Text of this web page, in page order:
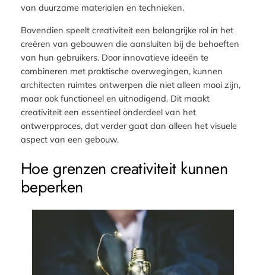
van duurzame materialen en technieken.
Bovendien speelt creativiteit een belangrijke rol in het
creëren van gebouwen die aansluiten bij de behoeften
van hun gebruikers. Door innovatieve ideeën te
combineren met praktische overwegingen, kunnen
architecten ruimtes ontwerpen die niet alleen mooi zijn,
maar ook functioneel en uitnodigend. Dit maakt
creativiteit een essentieel onderdeel van het
ontwerpproces, dat verder gaat dan alleen het visuele
aspect van een gebouw.
Hoe grenzen creativiteit kunnen
beperken